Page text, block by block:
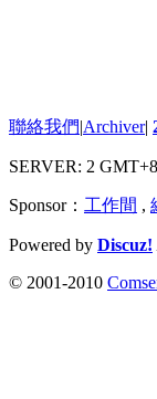
聯絡我們|Archiver|
SERVER: 2
Sponsor： 工作間 ,
Powered by Discuz!
© 2001-2010